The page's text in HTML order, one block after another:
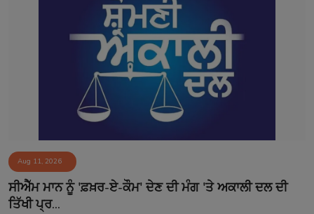
Aug 11, 2026
ਸੀਐੱਮ ਮਾਨ ਨੂੰ 'ਫ਼ਖ਼ਰ-ਏ-ਕੌਮ' ਦੇਣ ਦੀ ਮੰਗ 'ਤੇ ਅਕਾਲੀ ਦਲ ਦੀ
ਤਿੱਖੀ ਪ੍ਰ...